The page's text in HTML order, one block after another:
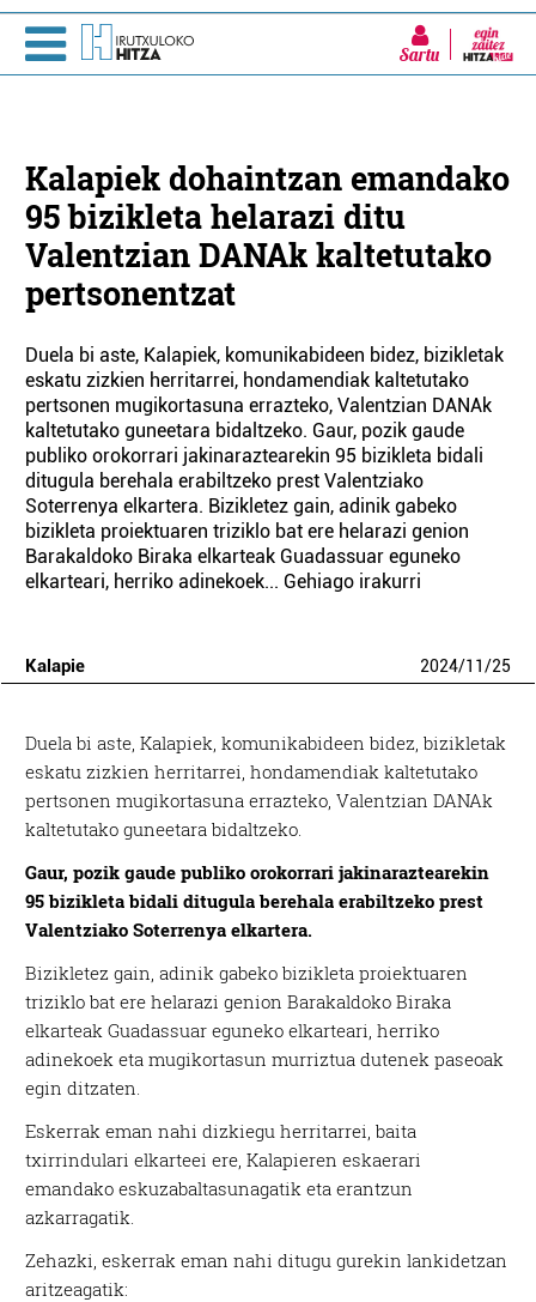
Sartu
Kalapiek dohaintzan emandako
95 bizikleta helarazi ditu
Valentzian DANAk kaltetutako
pertsonentzat
Duela bi aste, Kalapiek, komunikabideen bidez, bizikletak
eskatu zizkien herritarrei, hondamendiak kaltetutako
pertsonen mugikortasuna errazteko, Valentzian DANAk
kaltetutako guneetara bidaltzeko. Gaur, pozik gaude
publiko orokorrari jakinaraztearekin 95 bizikleta bidali
ditugula berehala erabiltzeko prest Valentziako
Soterrenya elkartera. Bizikletez gain, adinik gabeko
bizikleta proiektuaren triziklo bat ere helarazi genion
Barakaldoko Biraka elkarteak Guadassuar eguneko
elkarteari, herriko adinekoek... Gehiago irakurri
Kalapie 2024/11/25
Duela bi aste, Kalapiek, komunikabideen bidez, bizikletak
eskatu zizkien herritarrei, hondamendiak kaltetutako
pertsonen mugikortasuna errazteko, Valentzian DANAk
kaltetutako guneetara bidaltzeko.
Gaur, pozik gaude publiko orokorrari jakinaraztearekin
95 bizikleta bidali ditugula berehala erabiltzeko prest
Valentziako Soterrenya elkartera.
Bizikletez gain, adinik gabeko bizikleta proiektuaren
triziklo bat ere helarazi genion Barakaldoko Biraka
elkarteak Guadassuar eguneko elkarteari, herriko
adinekoek eta mugikortasun murriztua dutenek paseoak
egin ditzaten.
Eskerrak eman nahi dizkiegu herritarrei, baita
txirrindulari elkarteei ere, Kalapieren eskaerari
emandako eskuzabaltasunagatik eta erantzun
azkarragatik.
Zehazki, eskerrak eman nahi ditugu gurekin lankidetzan
aritzeagatik: